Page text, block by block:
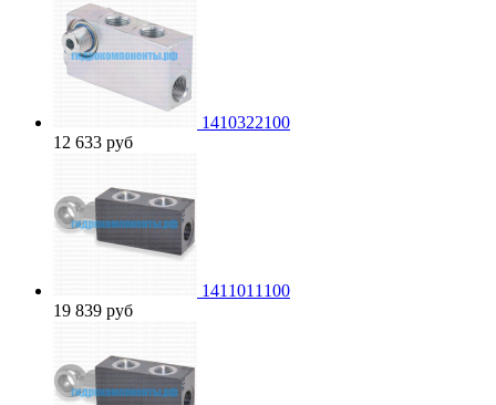
1410322100
12 633 руб
1411011100
19 839 руб